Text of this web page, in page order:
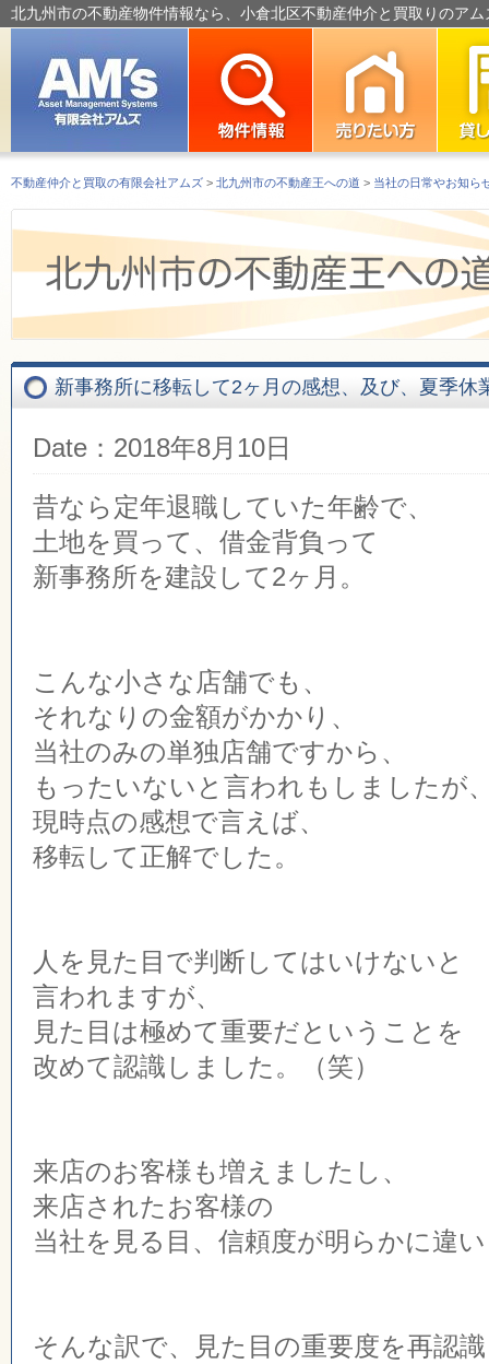
北九州市の不動産物件情報なら、小倉北区不動産仲介と買取りのア
不動産仲介と買取の有限会社アムズ > 北九州市の不動産王への道 > 当社の日常やお知ら
新事務所に移転して2ヶ月の感想、及び、夏季休
Date：2018年8月10日
昔なら定年退職していた年齢で、
土地を買って、借金背負って
新事務所を建設して2ヶ月。
こんな小さな店舗でも、
それなりの金額がかかり、
当社のみの単独店舗ですから、
もったいないと言われもしましたが
現時点の感想で言えば、
移転して正解でした。
人を見た目で判断してはいけないと
言われますが、
見た目は極めて重要だということを
改めて認識しました。（笑）
来店のお客様も増えましたし、
来店されたお客様の
当社を見る目、信頼度が明らかに違
そんな訳で、見た目の重要度を再認